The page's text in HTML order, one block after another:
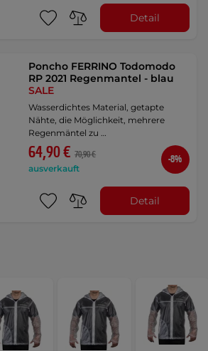
Detail
Poncho FERRINO Todomodo
RP 2021 Regenmantel - blau
SALE
Wasserdichtes Material, getapte
Nähte, die Möglichkeit, mehrere
Regenmäntel zu …
64,90 € 70,90 €
ausverkauft
-8%
Detail